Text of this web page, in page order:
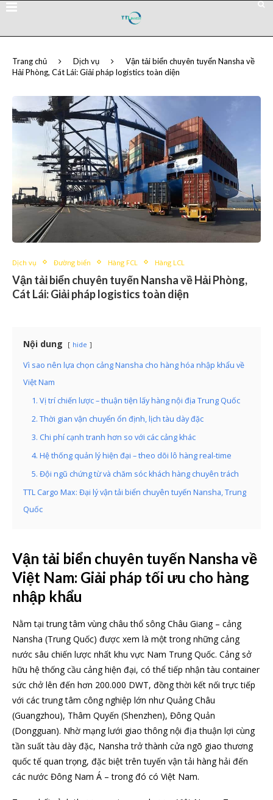
Trang chủ Dịch vụ
Vận tải biển chuyên tuyến Nansha về
Hải Phòng, Cát Lái: Giải pháp logistics toàn diện
Dịch vụ Đường biển Hàng FCL Hàng LCL
Vận tải biển chuyên tuyến Nansha về Hải Phòng,
Cát Lái: Giải pháp logistics toàn diện
Nội dung hide
Vì sao nên lựa chọn cảng Nansha cho hàng hóa nhập khẩu về
Việt Nam
1. Vị trí chiến lược – thuận tiện lấy hàng nội địa Trung Quốc
2. Thời gian vận chuyển ổn định, lịch tàu dày đặc
3. Chi phí cạnh tranh hơn so với các cảng khác
4. Hệ thống quản lý hiện đại – theo dõi lô hàng real-time
5. Đội ngũ chứng từ và chăm sóc khách hàng chuyên trách
TTL Cargo Max: Đại lý vận tải biển chuyên tuyến Nansha, Trung
Quốc
Vận tải biển chuyên tuyến Nansha về
Việt Nam: Giải pháp tối ưu cho hàng
nhập khẩu
Nằm tại trung tâm vùng châu thổ sông Châu Giang – cảng
Nansha (Trung Quốc) được xem là một trong những cảng
nước sâu chiến lược nhất khu vực Nam Trung Quốc. Cảng sở
hữu hệ thống cầu cảng hiện đại, có thể tiếp nhận tàu container
sức chở lên đến hơn 200.000 DWT, đồng thời kết nối trực tiếp
với các trung tâm công nghiệp lớn như Quảng Châu
(Guangzhou), Thâm Quyến (Shenzhen), Đông Quản
(Dongguan). Nhờ mạng lưới giao thông nội địa thuận lợi cùng
tần suất tàu dày đặc, Nansha trở thành cửa ngõ giao thương
quốc tế quan trọng, đặc biệt trên tuyến vận tải hàng hải đến
các nước Đông Nam Á – trong đó có Việt Nam.